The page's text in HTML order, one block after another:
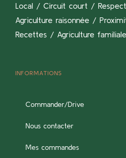
Local / Circuit court /
Agriculture raisonnée /
Recettes / Agriculture familiale
INFORMATIONS
Commander/Drive
Nous contacter
Mes commandes